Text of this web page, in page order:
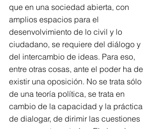
que en una sociedad abierta, con
amplios espacios para el
desenvolvimiento de lo civil y lo
ciudadano, se requiere del diálogo y
del intercambio de ideas. Para eso,
entre otras cosas, ante el poder ha de
existir una oposición. No se trata sólo
de una teoría política, se trata en
cambio de la capacidad y la práctica
de dialogar, de dirimir las cuestiones